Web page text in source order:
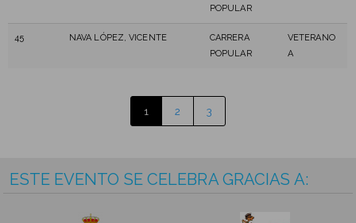
POPULAR
45 NAVA LÓPEZ, VICENTE
CARRERA
POPULAR
VETERANO
A
1 2 3
ESTE EVENTO SE CELEBRA GRACIAS A: